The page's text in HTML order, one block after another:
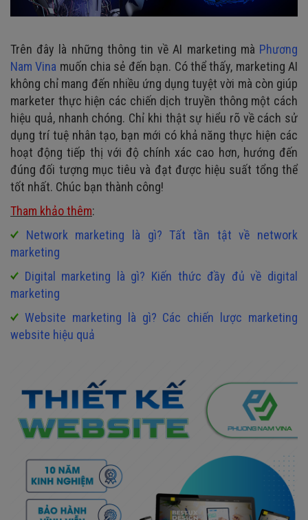
Trên đây là những thông tin về AI marketing mà Phương
Nam Vina muốn chia sẻ đến bạn. Có thể thấy, marketing AI
không chỉ mang đến nhiều ứng dụng tuyệt vời mà còn giúp
marketer thực hiện các chiến dịch truyền thông một cách
hiệu quả, nhanh chóng. Chỉ khi thật sự hiểu rõ về cách sử
dụng trí tuệ nhân tạo, bạn mới có khả năng thực hiện các
hoạt động tiếp thị với độ chính xác cao hơn, hướng đến
đúng đối tượng mục tiêu và đạt được hiệu suất tổng thể
tốt nhất. Chúc bạn thành công!
Tham khảo thêm:
Network marketing là gì? Tất tần tật về network
marketing
Digital marketing là gì? Kiến thức đầy đủ về digital
marketing
Website marketing là gì? Các chiến lược marketing
website hiệu quả